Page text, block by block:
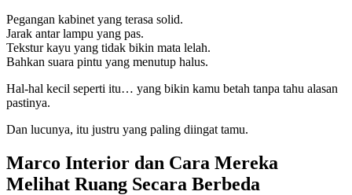
Pegangan kabinet yang terasa solid.
Jarak antar lampu yang pas.
Tekstur kayu yang tidak bikin mata lelah.
Bahkan suara pintu yang menutup halus.
Hal-hal kecil seperti itu… yang bikin kamu betah tanpa tahu alasan
pastinya.
Dan lucunya, itu justru yang paling diingat tamu.
Marco Interior dan Cara Mereka
Melihat Ruang Secara Berbeda